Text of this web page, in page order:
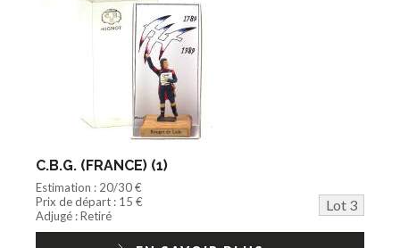
C.B.G. (FRANCE) (1)
Estimation : 20/30 €
Prix de départ : 15 €
Lot 3
Adjugé : Retiré